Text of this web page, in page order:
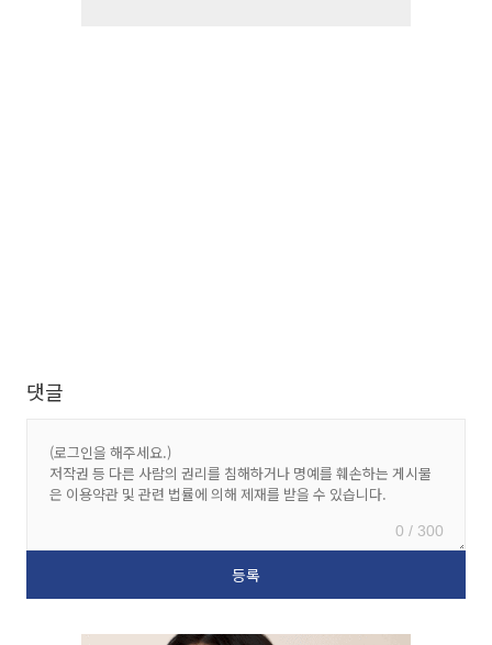
댓글
0 / 300